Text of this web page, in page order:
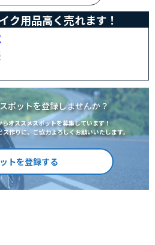
ク用品高く売れます！
ポットを登録しませんか？
オススメスポットを募集しています！
作りに、ご協力よろしくお願いいたします。
トを登録する